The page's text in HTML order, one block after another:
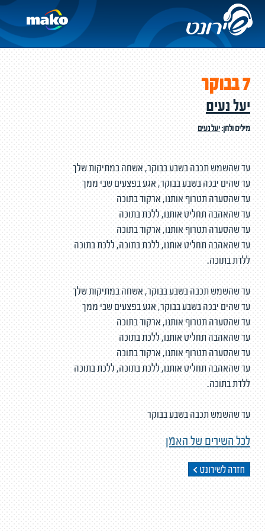
7 בבוקר
יעל נעים
מילים ולחן:יעל נעים
עד שהשמש תכבה בשבע בבוקר, אשחה במתיקות שלך
עד שהים יבכה בשבע בבוקר, אגע בפצעים שבי ממך
עד שהסערה תטרוף אותנו, ארקוד בתוכה
עד שהאהבה תחליט אותנו, ללכת בתוכה
עד שהסערה תטרוף אותנו, ארקוד בתוכה
עד שהאהבה תחליט אותנו, ללכת בתוכה, ללכת בתוכה
ללדת בתוכה.
עד שהשמש תכבה בשבע בבוקר, אשחה במתיקות שלך
עד שהים יבכה בשבע בבוקר, אגע בפצעים שבי ממך
עד שהסערה תטרוף אותנו, ארקוד בתוכה
עד שהאהבה תחליט אותנו, ללכת בתוכה
עד שהסערה תטרוף אותנו, ארקוד בתוכה
עד שהאהבה תחליט אותנו, ללכת בתוכה, ללכת בתוכה
ללדת בתוכה.
עד שהשמש תכבה בשבע בבוקר
לכל השירים של האמן